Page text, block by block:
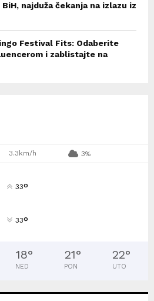
najduža čekanja na izlazu iz
Festival Fits: Odaberite
i zablistajte na
3.3km/h 3%
33°
33°
18°
NED
21°
PON
22°
UTO